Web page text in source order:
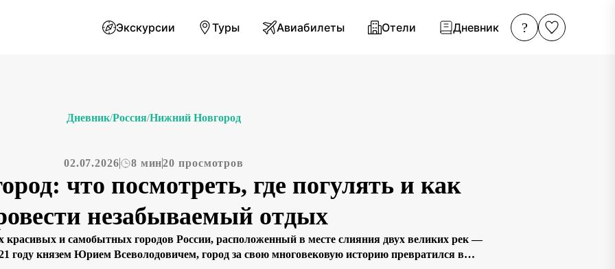
Экскурсии Туры Авиабилеты Отели Дневник ?
Дневник/Россия/Нижний Новгород
02.07.2026 8 мин20 просмотров
что посмотреть, где погулять и как
незабываемый отдых
и самобытных городов России, расположенный в месте слияния двух великих рек —
году князем Юрием Всеволодовичем, город за свою многовековую историю превратился в